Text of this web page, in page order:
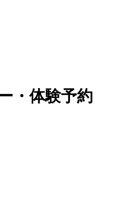
・体験予約